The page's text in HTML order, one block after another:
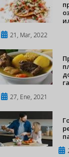
21, Mar, 2022
27, Ene, 2021